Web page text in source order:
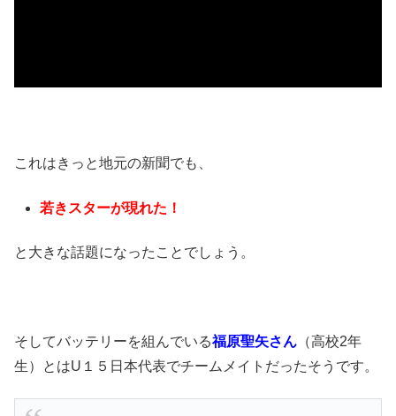
これはきっと地元の新聞でも、
若きスターが現れた！
と大きな話題になったことでしょう。
そしてバッテリーを組んでいる福原聖矢さん （高校2年
生）とはU１５日本代表でチームメイトだったそうです。